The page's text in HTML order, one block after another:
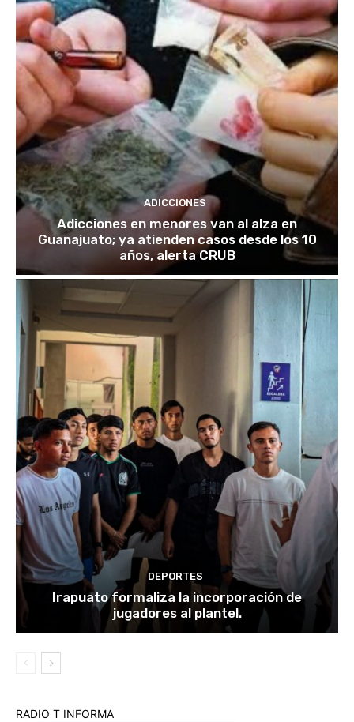
ADICCIONES
Adicciones en menores van al alza en
Guanajuato; ya atienden casos desde los 10
años, alerta CRUB
DEPORTES
Irapuato formaliza la incorporación de
jugadores al plantel.
RADIO T INFORMA